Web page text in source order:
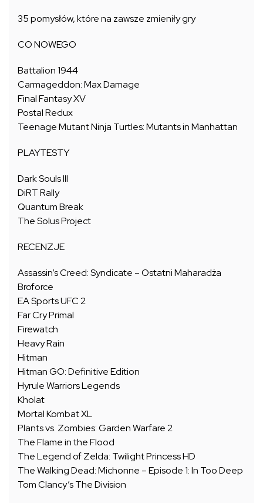
35 pomysłów, które na zawsze zmieniły gry
CO NOWEGO
Battalion 1944
Carmageddon: Max Damage
Final Fantasy XV
Postal Redux
Teenage Mutant Ninja Turtles: Mutants in Manhattan
PLAYTESTY
Dark Souls III
DiRT Rally
Quantum Break
The Solus Project
RECENZJE
Assassin’s Creed: Syndicate – Ostatni Maharadża
Broforce
EA Sports UFC 2
Far Cry Primal
Firewatch
Heavy Rain
Hitman
Hitman GO: Definitive Edition
Hyrule Warriors Legends
Kholat
Mortal Kombat XL
Plants vs. Zombies: Garden Warfare 2
The Flame in the Flood
The Legend of Zelda: Twilight Princess HD
The Walking Dead: Michonne – Episode 1: In Too Deep
Tom Clancy’s The Division